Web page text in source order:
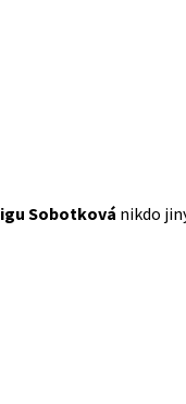
Sobotková nikdo